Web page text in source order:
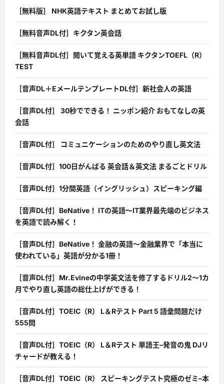
［無料版］ NHK英語テキスト まとめてお試し版
［無料音声DL付］キクタン英会話
［無料音声DL付］聞いて覚える英単語 キクタンTOEFL（R）
TEST
［音声DL＋EメールテンプレートDL付］新社会人の英語
［音声DL付］ 30秒でできる！ ニッポン紹介 おもてなしの英
会話
［音声DL付］ コミュニケーションのためのやり直し英文法
［音声DL付］100日がんばる 英会話＆英文法 まるごとドリル
［音声DL付］1分間英語（イングリッシュ）スピーキング編
［音声DL付］BeNative！ ITの英語〜IT業界最先端のビジネス
を英語で読み解く！
［音声DL付］BeNative！ 金融の英語〜金融業界で「本当に
使われている」英語が分かる1冊！
［音声DL付］Mr.Evineの中学英文法を修了するドリル2〜1カ
月でやり直し英語の総仕上げができる！
［音声DL付］TOEIC（R） L＆Rテスト Part 5 語彙問題だけ
555問
［音声DL付］TOEIC（R） L＆Rテスト 単語王–発音の鬼 DJリ
チャードが教える！
［音声DL付］TOEIC（R） スピーキングテスト究極のゼミ–本